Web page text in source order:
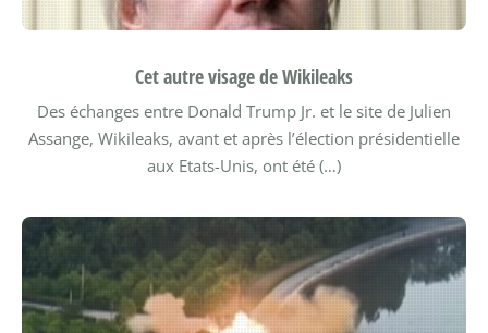
Cet autre visage de Wikileaks
Des échanges entre Donald Trump Jr. et le site de Julien
Assange, Wikileaks, avant et après l’élection présidentielle
aux Etats-Unis, ont été (…)